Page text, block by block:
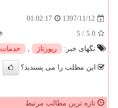
1397/11/12
01:02:17
5.0
/
5
تگهای خبر:
رپورتاژ , خدمات
این مطلب را می پسندید؟
تازه ترین مطالب مرتبط